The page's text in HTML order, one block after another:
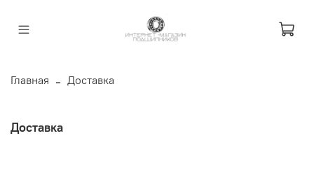
Главная Доставка
Доставка